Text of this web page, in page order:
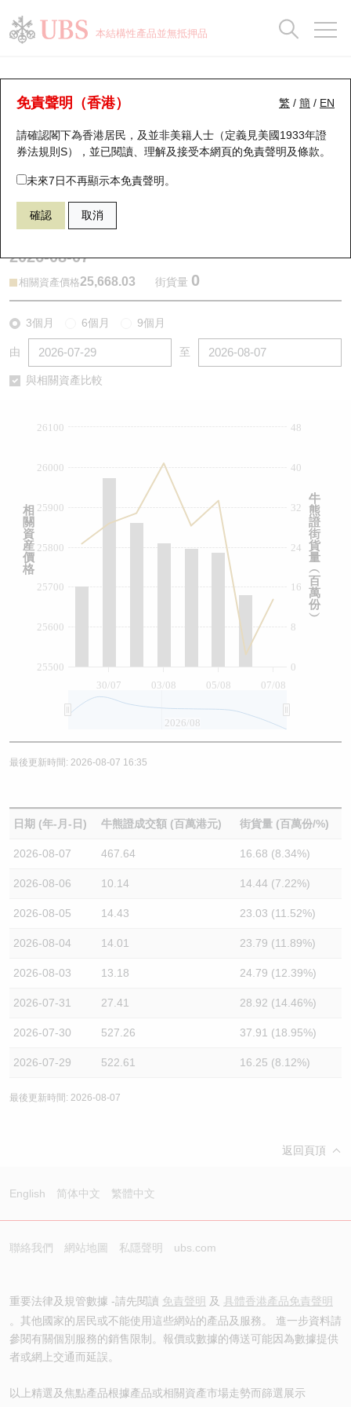
本結構性產品並無抵押品
繁 / 簡 / EN
免責聲明（香港）
請確認閣下為香港居民，及並非美籍人士（定義見美國1933年證
券法規則S），並已閱讀、理解及接受本網頁的免責聲明及條款。
未來7日不再顯示本免責聲明。
確認 取消
牛熊證分析儀
表現 街貨統計 比較
67438 瑞銀牛證 HSI 恒生指數
2026-08-07
相關資產價格25,668.03 街貨量 0
3個月 6個月 9個月
由 至
與相關資產比較
30/07 03/08 05/08 07/08
0
8
16
24
32
40
48
25500
25600
25700
25800
25900
26000
26100
2026/08
牛
熊
證
街
貨
量
︵
百
萬
份
︶
相
關
資
産
價
格
最後更新時間: 2026-08-07 16:35
日期 (年-月-日) 牛熊證成交額 (百萬港元) 街貨量 (百萬份/%)
2026-08-07 467.64 16.68 (8.34%)
2026-08-06 10.14 14.44 (7.22%)
2026-08-05 14.43 23.03 (11.52%)
2026-08-04 14.01 23.79 (11.89%)
2026-08-03 13.18 24.79 (12.39%)
2026-07-31 27.41 28.92 (14.46%)
2026-07-30 527.26 37.91 (18.95%)
2026-07-29 522.61 16.25 (8.12%)
最後更新時間: 2026-08-07
返回頁頂
English 简体中文 繁體中文
聯絡我們 網站地圖 私隱聲明 ubs.com
重要法律及規管數據 -請先閱讀 免責聲明 及 具體香港產品免責聲明
。其他國家的居民或不能使用這些網站的產品及服務。 進一步資料請
參閱有關個別服務的銷售限制。報價或數據的傳送可能因為數據提供
者或網上交通而延誤。
以上精選及焦點產品根據產品或相關資產市場走勢而篩選展示
瑞銀認股證一覽
新發行瑞銀認股證
即將到期認股證
認股證到期結算價查詢
認股證分析儀
認股證/牛熊證日誌
街貨統計
比較
牛熊全景快搜
牛熊證搜尋
牛熊證街貨分佈圖
正股牛熊證列表
新發行瑞銀牛熊證
牛熊證到期結算價查詢
牛熊證文件及公告 (瑞信)
街貨統計
比較
十大升幅/跌幅
十大認股證成交分佈
十天股證佔大市成交
資金流
街貨統計
正股分析儀
二十大活躍股份
恒指成份股
國指成份股
科指成份股
中資ETFs溢價比較
收市競價變化
持股比重
顯示所有持股比重
每月輪證大市專題
輪證專欄
講座及教育短片
認股證投資者教育
牛熊證投資者教育